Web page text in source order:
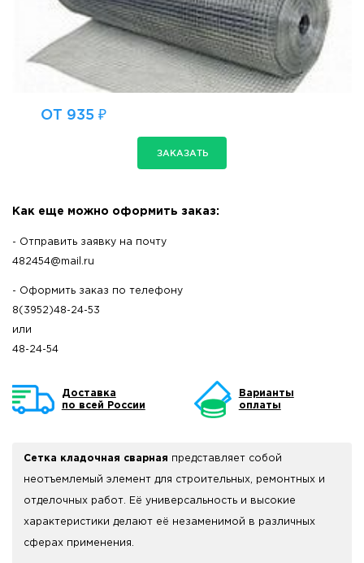
ОТ 935 ₽
ЗАКАЗАТЬ
Как еще можно оформить заказ:
- Отправить заявку на почту
482454@mail.ru
- Оформить заказ по телефону
8(3952)48-24-53
или
48-24-54
Доставка
по всей России
Варианты
оплаты
Сетка кладочная сварная представляет собой
неотъемлемый элемент для строительных, ремонтных и
отделочных работ. Её универсальность и высокие
характеристики делают её незаменимой в различных
сферах применения.